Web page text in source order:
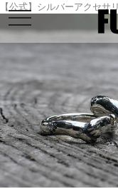
【公式】シルバーアクセサ